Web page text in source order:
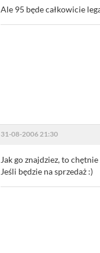
Ale 95 będe całkowicie
31-08-2006 21:30
Jak go znajdziez, to
Jeśli będzie na sprzedaż :)